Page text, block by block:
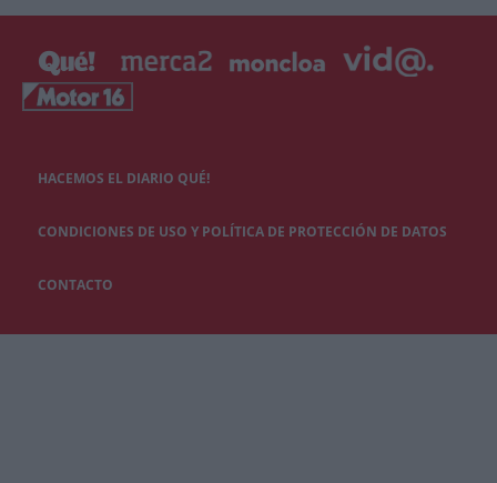
HACEMOS EL DIARIO QUÉ!
CONDICIONES DE USO Y POLÍTICA DE PROTECCIÓN DE DATOS
CONTACTO